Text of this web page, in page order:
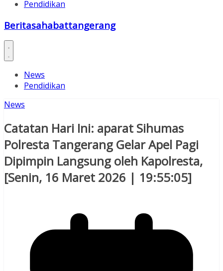
Pendidikan
Beritasahabattangerang
News
Pendidikan
News
Catatan Hari Ini: aparat Sihumas
Polresta Tangerang Gelar Apel Pagi
Dipimpin Langsung oleh Kapolresta,
[Senin, 16 Maret 2026 | 19:55:05]